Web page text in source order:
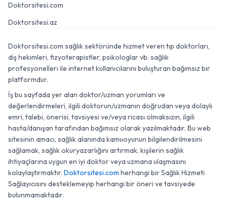
Doktorsitesi.com
Doktorsitesi.az
Doktorsitesi.com sağlık sektöründe hizmet veren tıp doktorları,
diş hekimleri, fizyoterapistler, psikologlar vb. sağlık
profesyonelleri ile internet kullanıcılarını buluşturan bağımsız bir
platformdur.
İş bu sayfada yer alan doktor/uzman yorumları ve
değerlendirmeleri, ilgili doktorun/uzmanın doğrudan veya dolaylı
emri, talebi, önerisi, tavsiyesi ve/veya ricası olmaksızın, ilgili
hasta/danışan tarafından bağımsız olarak yazılmaktadır. Bu web
sitesinin amacı, sağlık alanında kamuoyunun bilgilendirilmesini
sağlamak, sağlık okuryazarlığını artırmak, kişilerin sağlık
ihtiyaçlarına uygun en iyi doktor veya uzmana ulaşmasını
kolaylaştırmaktır. Doktorsitesi.com herhangi bir Sağlık Hizmeti
Sağlayıcısını desteklemeyip herhangi bir öneri ve tavsiyede
bulunmamaktadır.